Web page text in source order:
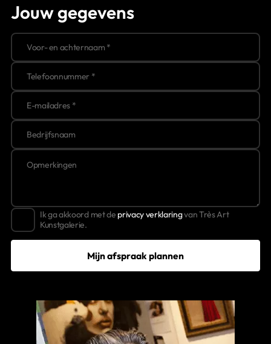
Jouw gegevens
Ik ga akkoord met de privacy verklaringvan Très Art
Kunstgalerie.
Mijn afspraak plannen